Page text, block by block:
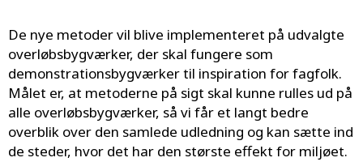
De nye metoder vil blive implementeret på udvalgte
overløbsbygværker, der skal fungere som
demonstrationsbygværker til inspiration for fagfolk.
Målet er, at metoderne på sigt skal kunne rulles ud på
alle overløbsbygværker, så vi får et langt bedre
overblik over den samlede udledning og kan sætte ind
de steder, hvor det har den største effekt for miljøet.